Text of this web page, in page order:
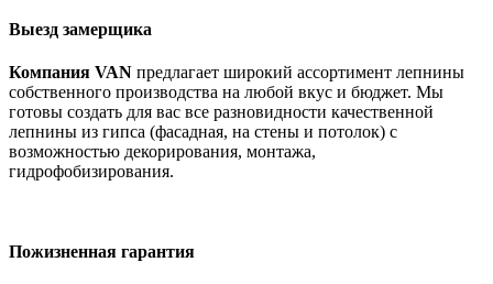
Выезд замерщика
Компания VAN предлагает широкий ассортимент лепнины
собственного производства на любой вкус и бюджет. Мы
готовы создать для вас все разновидности качественной
лепнины из гипса (фасадная, на стены и потолок) с
возможностью декорирования, монтажа,
гидрофобизирования.
Пожизненная гарантия